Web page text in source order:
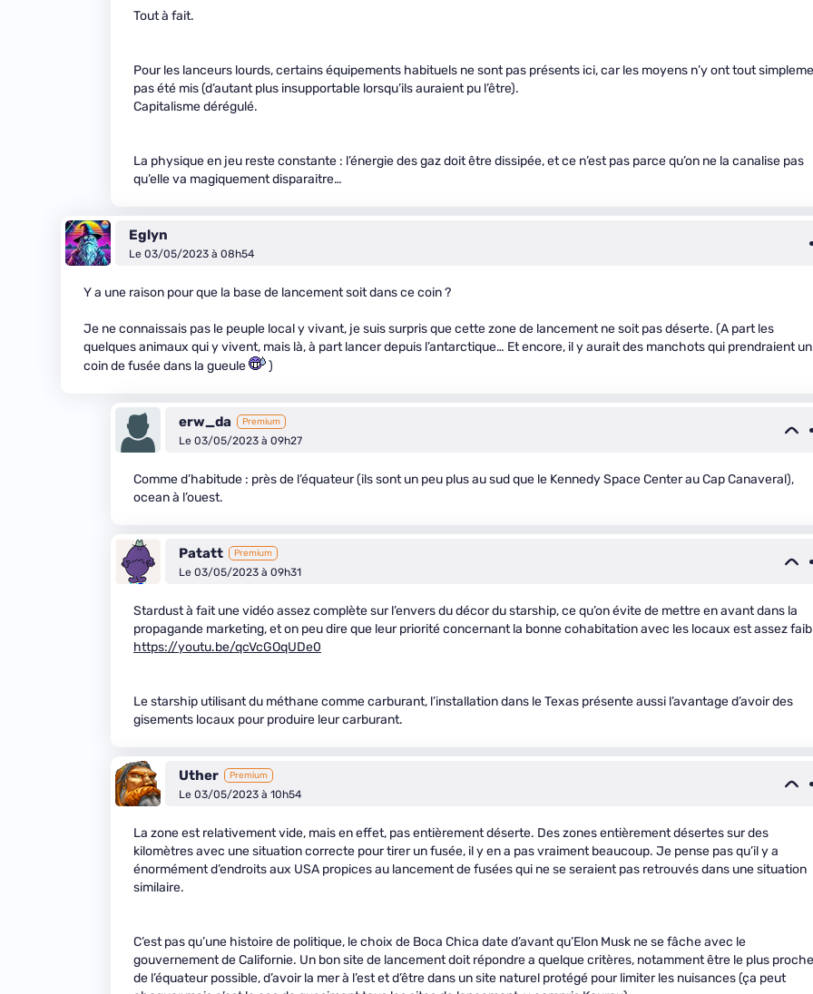
Tout à fait.
Pour les lanceurs lourds, certains équipements habituels ne sont pas présents ici, car les moyens n’y ont tout
pas été mis (d’autant plus insupportable lorsqu’ils auraient pu l’être).
Capitalisme dérégulé.
La physique en jeu reste constante : l’énergie des gaz doit être dissipée, et ce n’est pas parce qu’on ne la canalise pas
qu’elle va magiquement disparaitre…
Eglyn
Le 03/05/2023 à 08h54
Y a une raison pour que la base de lancement soit dans ce coin ?
Je ne connaissais pas le peuple local y vivant, je suis surpris que cette zone de lancement ne soit pas déserte. (A part les
quelques animaux qui y vivent, mais là, à part lancer depuis l’antarctique… Et encore, il y aurait des manchots qui prendraient un
coin de fusée dans la gueule
)
erw_da Premium
Le 03/05/2023 à 09h27
Comme d’habitude : près de l’équateur (ils sont un peu plus au sud que le Kennedy Space Center au Cap Canaveral),
ocean à l’ouest.
Patatt Premium
Le 03/05/2023 à 09h31
Stardust à fait une vidéo assez complète sur l’envers du décor du starship, ce qu’on évite de mettre en avant dans la
propagande marketing, et on peu dire que leur priorité concernant la bonne cohabitation avec les locaux est assez
https://youtu.be/qcVcGOqUDe0
Le starship utilisant du méthane comme carburant, l’installation dans le Texas présente aussi l’avantage d’avoir des
gisements locaux pour produire leur carburant.
Uther Premium
Le 03/05/2023 à 10h54
La zone est relativement vide, mais en effet, pas entièrement déserte. Des zones entièrement désertes sur des
kilomètres avec une situation correcte pour tirer un fusée, il y en a pas vraiment beaucoup. Je pense pas qu’il y a
énormément d’endroits aux USA propices au lancement de fusées qui ne se seraient pas retrouvés dans une situation
similaire.
C’est pas qu’une histoire de politique, le choix de Boca Chica date d’avant qu’Elon Musk ne se fâche avec le
gouvernement de Californie. Un bon site de lancement doit répondre a quelque critères, notamment être le plus proche
de l’équateur possible, d’avoir la mer à l’est et d’être dans un site naturel protégé pour limiter les nuisances (ça peut